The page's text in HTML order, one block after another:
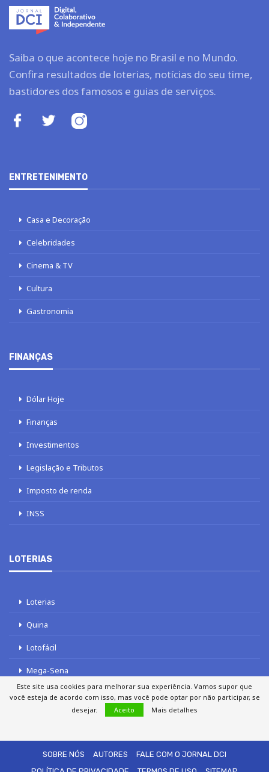
Saiba o que acontece hoje no Brasil e no Mundo.
Confira resultados de loterias, notícias do seu time,
bastidores dos famosos e guias de serviços.
ENTRETENIMENTO
Casa e Decoração
Celebridades
Cinema & TV
Cultura
Gastronomia
FINANÇAS
Dólar Hoje
Finanças
Investimentos
Legislação e Tributos
Imposto de renda
INSS
LOTERIAS
Loterias
Quina
Lotofácil
Mega-Sena
Tele sena
SOBRE NÓS AUTORES
FALE COM O JORNAL DCI
Este site usa cookies para melhorar sua experiência. Vamos supor que
você esteja de acordo com isso, mas você pode optar por não participar, se
desejar.
Aceito Mais detalhes